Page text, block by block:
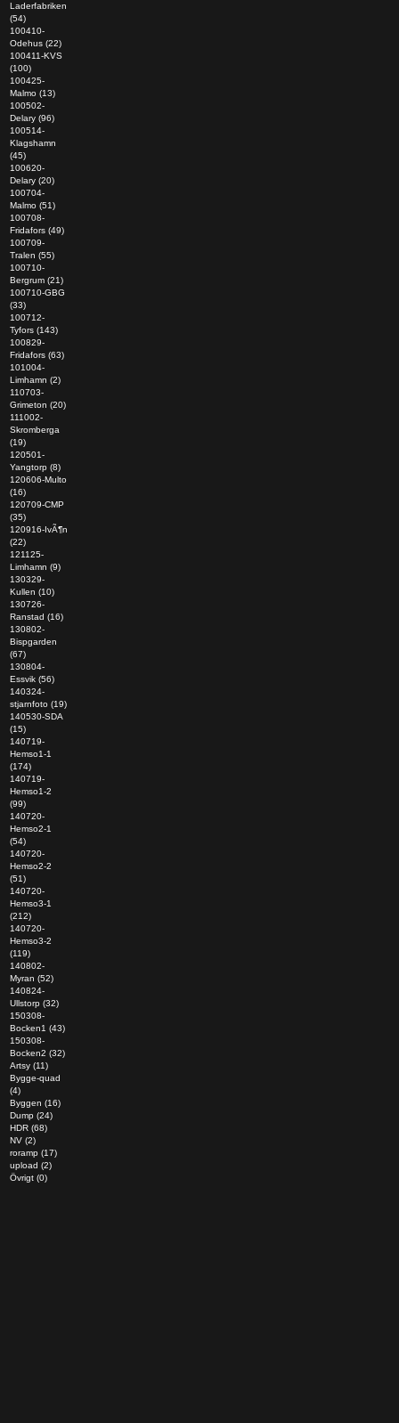
Laderfabriken
(54)
100410-
Odehus (22)
100411-KVS
(100)
100425-
Malmo (13)
100502-
Delary (96)
100514-
Klagshamn
(45)
100620-
Delary (20)
100704-
Malmo (51)
100708-
Fridafors (49)
100709-
Tralen (55)
100710-
Bergrum (21)
100710-GBG
(33)
100712-
Tyfors (143)
100829-
Fridafors (63)
101004-
Limhamn (2)
110703-
Grimeton (20)
111002-
Skromberga
(19)
120501-
Yangtorp (8)
120606-Multo
(16)
120709-CMP
(35)
120916-IvÃ¶n
(22)
121125-
Limhamn (9)
130329-
Kullen (10)
130726-
Ranstad (16)
130802-
Bispgarden
(67)
130804-
Essvik (56)
140324-
stjarnfoto (19)
140530-SDA
(15)
140719-
Hemso1-1
(174)
140719-
Hemso1-2
(99)
140720-
Hemso2-1
(54)
140720-
Hemso2-2
(51)
140720-
Hemso3-1
(212)
140720-
Hemso3-2
(119)
140802-
Myran (52)
140824-
Ullstorp (32)
150308-
Bocken1 (43)
150308-
Bocken2 (32)
Artsy (11)
Bygge-quad
(4)
Byggen (16)
Dump (24)
HDR (68)
NV (2)
roramp (17)
upload (2)
Övrigt (0)